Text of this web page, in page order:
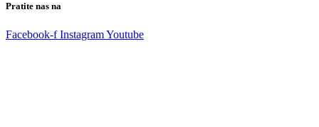
Pratite nas na
Facebook-f InstagramYoutube